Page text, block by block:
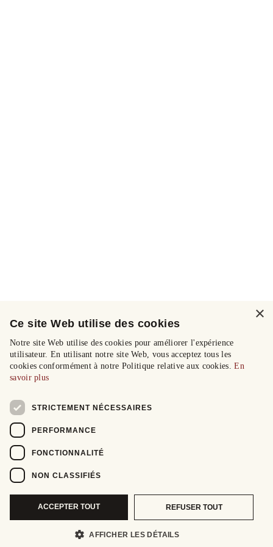
×
Ce site Web utilise des cookies
Notre site Web utilise des cookies pour améliorer l'expérience
utilisateur. En utilisant notre site Web, vous acceptez tous les
cookies conformément à notre Politique relative aux cookies.En
savoir plus
STRICTEMENT NÉCESSAIRES
PERFORMANCE
FONCTIONNALITÉ
NON CLASSIFIÉS
ACCEPTER TOUT REFUSER TOUT
AFFICHER LES DÉTAILS